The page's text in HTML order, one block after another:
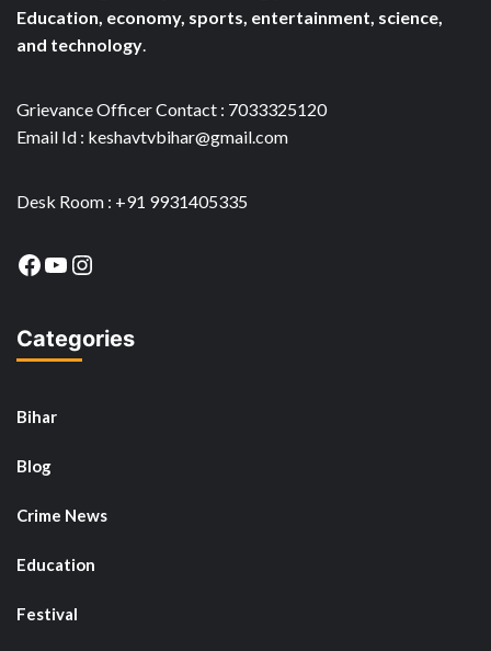
Education, economy, sports, entertainment, science,
and technology
Grievance Officer Contact : 7033325120
Email Id : keshavtvbihar@gmail.com
Desk Room : +91 9931405335
Facebook
YouTube
Instagram
Categories
Bihar
Blog
Crime News
Education
Festival